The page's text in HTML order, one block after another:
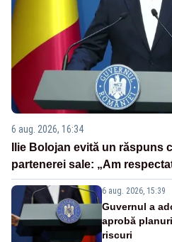
6 aug. 2026, 16:34
Ilie Bolojan evită un răspuns
partenerei sale: „Am
6 aug. 2026, 15:39
Guvernul a
aprobă
riscuri